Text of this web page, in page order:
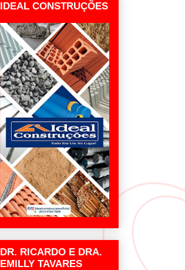
IDEAL CONSTRUÇÕES
DR. RICARDO E DRA.
EMILLY TAVARES